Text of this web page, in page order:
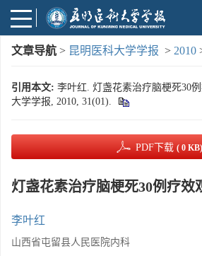
文章导航 > 昆明医科大学学报 > 2010
引用本文: 李叶红. 灯盏花素治疗脑梗死30
大学学报, 2010, 31(01).
PDF下载 ( 0 KB)
灯盏花素治疗脑梗死30例疗效
李叶红
山西省屯留县人民医院内科